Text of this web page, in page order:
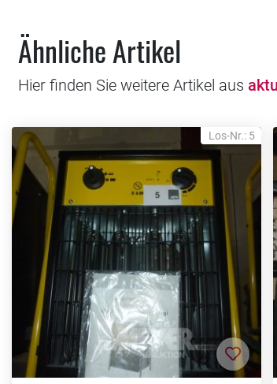
Ähnliche Artikel
Hier finden Sie weitere Artikel aus
Los-Nr.: 5
Zur